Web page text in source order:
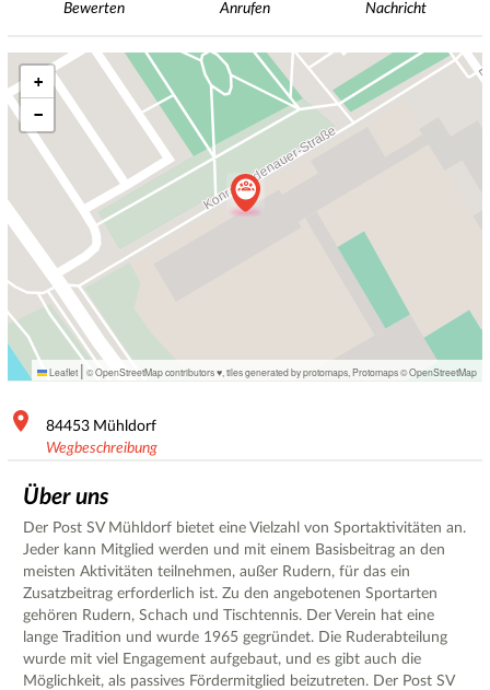
Bewerten Anrufen Nachricht
+
−
Leaflet | © OpenStreetMap contributors ♥, tiles generated by protomaps Protomaps©OpenStreetMap
84453 Mühldorf
Wegbeschreibung
Über uns
Der Post SV Mühldorf bietet eine Vielzahl von Sportaktivitäten an.
Jeder kann Mitglied werden und mit einem Basisbeitrag an den
meisten Aktivitäten teilnehmen, außer Rudern, für das ein
Zusatzbeitrag erforderlich ist. Zu den angebotenen Sportarten
gehören Rudern, Schach und Tischtennis. Der Verein hat eine
lange Tradition und wurde 1965 gegründet. Die Ruderabteilung
wurde mit viel Engagement aufgebaut, und es gibt auch die
Möglichkeit, als passives Fördermitglied beizutreten. Der Post SV